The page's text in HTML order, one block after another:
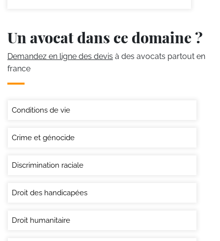
Un avocat dans ce domaine ?
Demandez en ligne des devis à des avocats partout en
france
Conditions de vie
Crime et génocide
Discrimination raciale
Droit des handicapées
Droit humanitaire